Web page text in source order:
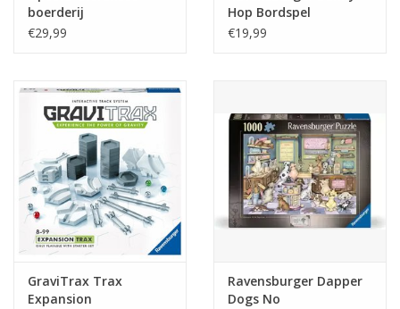
Vitaliteit
KAARTEN
Horloge
Tafelen
Kalenders
boerderij
€29,99
Hop Bordspel
€19,99
GraviTrax Trax
Expansion
Ravensburger Dapper
Dogs No